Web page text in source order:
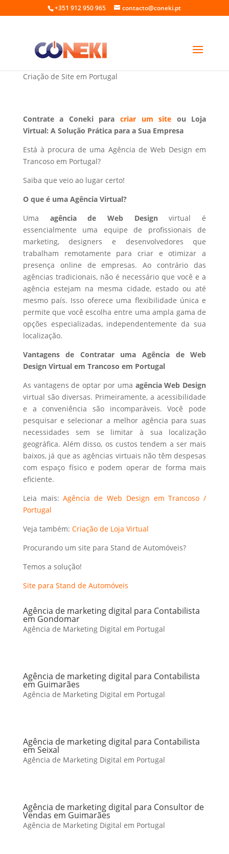
+351 912 950 965 contacto@coneki.pt
Web Design em Trancoso Portugal
Criação de Site em Portugal
Contrate a Coneki para criar um site ou Loja
Virtual: A Solução Prática para a Sua Empresa
Está à procura de uma Agência de Web Design em
Trancoso em Portugal?
Saiba que veio ao lugar certo!
O que é uma Agência Virtual?
Uma agência de Web Designvirtual é
essencialmente uma equipe de profissionais de
marketing, designers e desenvolvedores que
trabalham remotamente para criar e otimizar a
presença online de empresas. Ao contrário das
agências tradicionais, não é necessário que você e a
agência estejam na mesma cidade, estado ou até
mesmo país. Isso oferece uma flexibilidade única e
permite que você escolha entre uma ampla gama de
opções especializadas, independentemente da sua
localização.
Vantagens de Contratar uma Agência de Web
Design Virtual em Trancoso em Portugal
As vantagens de optar por uma agência Web Design
virtual são diversas. Primeiramente, a acessibilidade
e a conveniência são incomparáveis. Você pode
pesquisar e selecionar a melhor agência para suas
necessidades sem se limitar à sua localização
geográfica. Além disso, os custos tendem a ser mais
baixos, já que as agências virtuais não têm despesas
com espaço físico e podem operar de forma mais
eficiente.
Leia mais:Agência de Web Design em Trancoso /
Portugal
Veja também: Criação de Loja Virtual
Procurando um site para Stand de Automóveis?
Temos a solução!
Site para Stand de Automóveis
Agência de marketing digital para Contabilista
em Gondomar
Agência de Marketing Digital em Portugal
Agência de marketing digital para Contabilista
em Guimarães
Agência de Marketing Digital em Portugal
Agência de marketing digital para Contabilista
em Seixal
Agência de Marketing Digital em Portugal
Agência de marketing digital para Consultor de
Vendas em Guimarães
Agência de Marketing Digital em Portugal